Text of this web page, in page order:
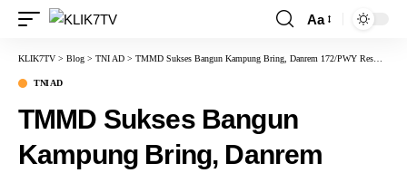
Aa
KLIK7TV > Blog > TNI AD > TMMD Sukses Bangun Kampung Bring, Danrem 172/PWY Resmi Tutup TMMD ke-124
TNI AD
TMMD Sukses Bangun
Kampung Bring, Danrem